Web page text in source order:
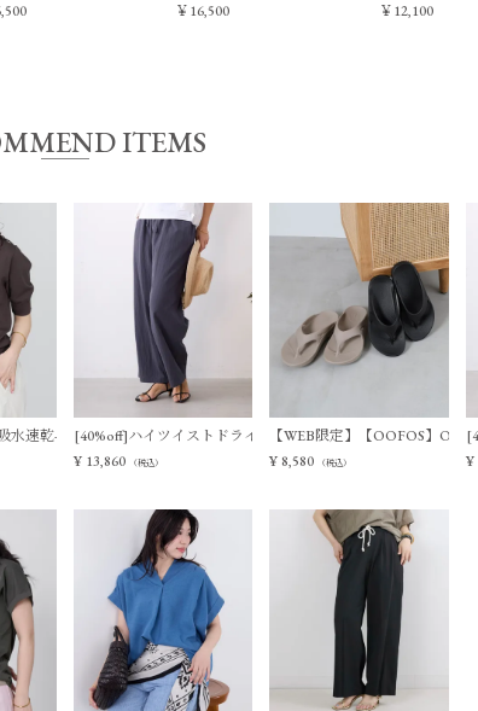
￥16,500
￥12,100
ITEMS
ウス
水速乾-サマーポロニット
[40%off]ハイツイストドライタッチイージーパンツ
¥ 13,860 （税込）
【WEB限定】【OOFOS】
¥ 8,580 （税込）
¥